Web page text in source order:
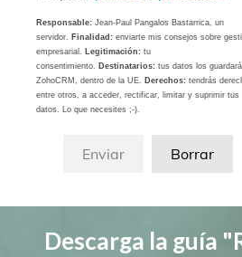
Responsable: Jean-Paul Pangalos Bastarrica, un
servidor.
Finalidad: enviarte mis consejos sobre
empresarial.
Legitimación: tu
consentimiento.
Destinatarios: tus datos los
ZohoCRM, dentro de la UE.
Derechos: tendrás
entre otros, a acceder, rectificar, limitar y suprimir tus
datos. Lo que necesites ;-).
Descarga la guía